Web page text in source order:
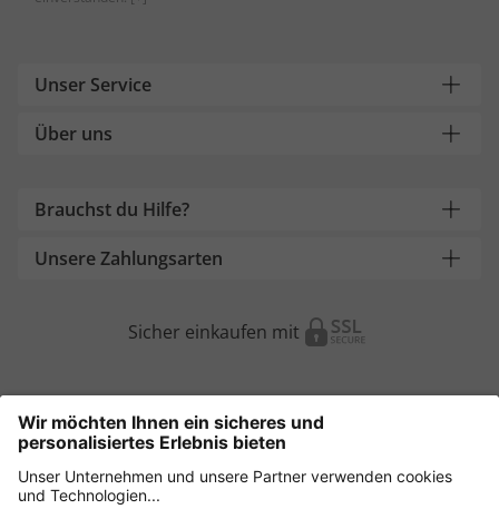
Unser Service
Über uns
Brauchst du Hilfe?
Unsere Zahlungsarten
Sicher einkaufen mit
Weitere Onlineshops